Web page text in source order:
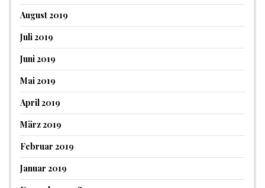
August 2019
Juli 2019
Juni 2019
Mai 2019
April 2019
März 2019
Februar 2019
Januar 2019